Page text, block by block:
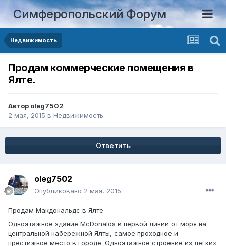
Симферопольский Форум
Недвижимость
Продам коммерческие помещения в
Ялте.
Автор oleg7502
2 мая, 2015 в Недвижимость
Ответить
oleg7502
Опубликовано 2 мая, 2015
Продам Макдональдс в Ялте
Одноэтажное здание McDonalds в первой линии от моря на
центральной набережной Ялты, самое проходное и
престижное место в городе. Одноэтажное строение из легких